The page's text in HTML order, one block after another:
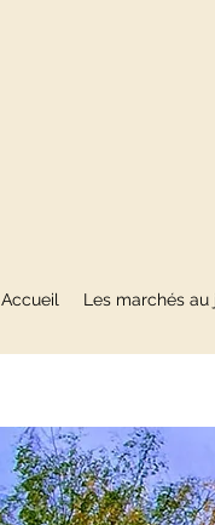
Accueil Les marchés au